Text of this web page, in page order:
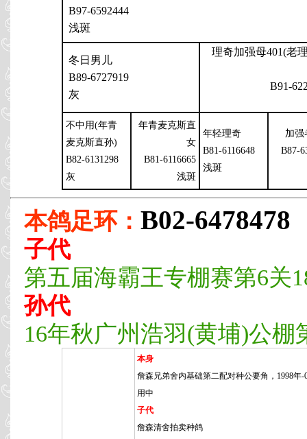
B97-6592444
浅斑
冬日男儿
B89-6727919
灰
理奇加强母401(老
B91-
不中用(年青
麦克斯直孙)
B82-6131298
灰
年青麦克斯直
女
B81-6116665
浅斑
年轻理奇
B81-6116648
浅斑
加强
B87-
本鸽足环： B02-6478478
子代
第五届海霸王专棚赛第6关
孙代
16年秋广州浩羽(黄埔)公棚
本身
詹森兄弟舍内基础第二配对种公要角，1998年-
用中
子代
詹森清舍拍卖种鸽